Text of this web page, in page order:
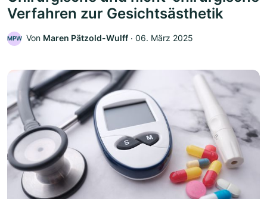
Verfahren zur Gesichtsästhetik
MPW Von Maren Pätzold-Wulff ‧ 06. März 2025